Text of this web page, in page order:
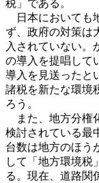
税」である。
日本においても
ず、政府の対策は
入されていない。
の導入を提唱して
導入を見送ったと
諸税を新たな環境
ろう。
また、地方分権
検討されている最
台数は地方のほう
して「地方環境税
る。現在、道路関